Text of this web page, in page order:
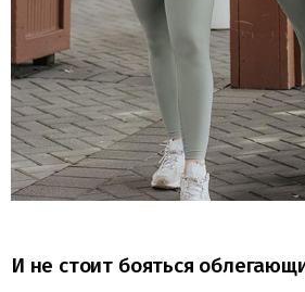
И не стоит бояться